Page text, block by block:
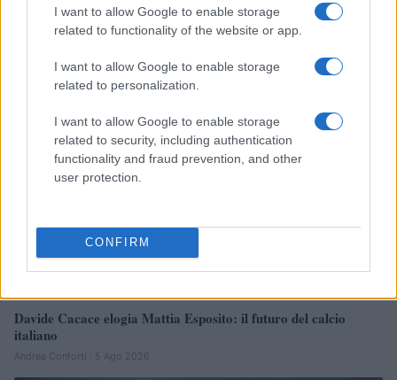
I want to allow Google to enable storage
related to functionality of the website or app.
I want to allow Google to enable storage
related to personalization.
I want to allow Google to enable storage
related to security, including authentication
functionality and fraud prevention, and other
user protection.
CONFIRM
Trasferimento ufficiale: Früchtl dal Lecce al Salisburgo
Francesca Lombardi · 6 Ago 2026
MERCATO E TRASFERIMENTI
Davide Cacace elogia Mattia Esposito: il futuro del calcio
italiano
Andrea Conforti · 5 Ago 2026